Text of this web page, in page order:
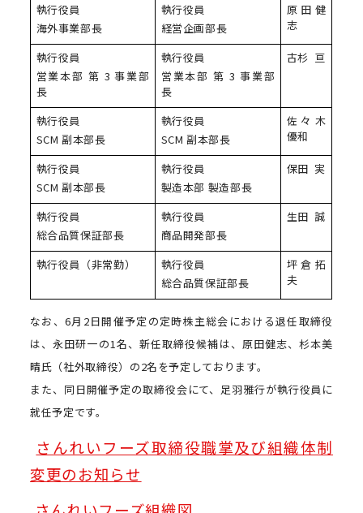
執行役員
海外事業部長
執行役員
経営企画部長
原田健
志
執行役員
営業本部 第 3 事業部
長
執行役員
営業本部 第 3 事業部
長
古杉 亘
執行役員
SCM 副本部長
執行役員
SCM 副本部長
佐々木
優和
執行役員
SCM 副本部長
執行役員
製造本部 製造部長
保田 実
執行役員
総合品質保証部長
執行役員
商品開発部長
生田 誠
執行役員（非常勤）
執行役員
総合品質保証部長
坪倉拓
夫
なお、6月2日開催予定の定時株主総会における退任取締役
は、永田研一の1名、新任取締役候補は、原田健志、杉本美
晴氏（社外取締役）の2名を予定しております。
また、同日開催予定の取締役会にて、足羽雅行が執行役員に
就任予定です。
さんれいフーズ取締役職掌及び組織体制
変更のお知らせ